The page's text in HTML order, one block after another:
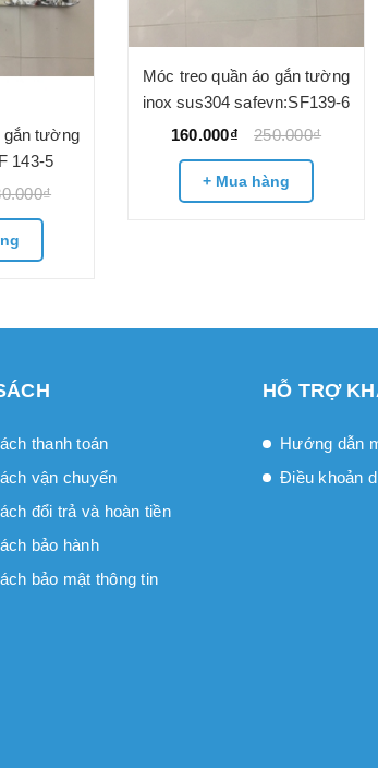
gắn tường
143-5
Móc treo quần áo gắn tường
inox sus304 safevn:SF139-6
160.000₫
250.000₫
+ Mua hàng
thanh toán
vận chuyển
đổi trả và hoàn tiền
bảo hành
bảo mật thông tin
HỖ TRỢ
Hướng dẫn
Điều khoản